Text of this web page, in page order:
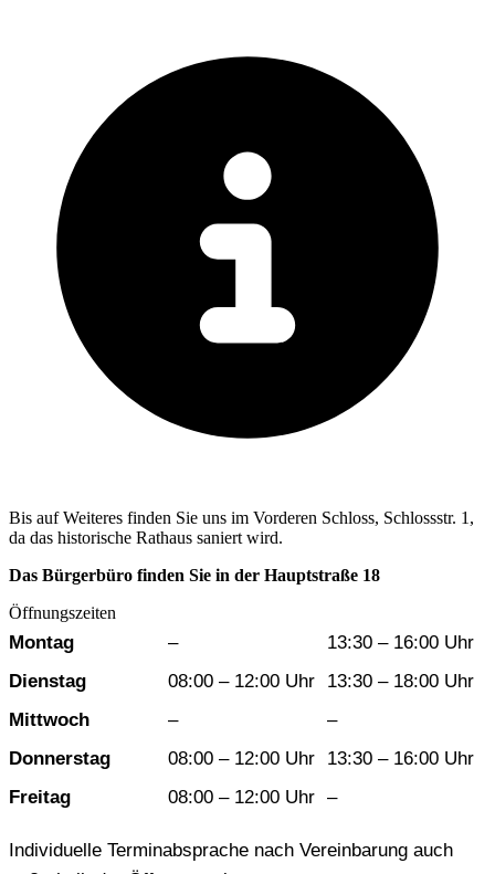
Bis auf Weiteres finden Sie uns im Vorderen Schloss, Schlossstr. 1,
da das historische Rathaus saniert wird.
Das Bürgerbüro finden Sie in der Hauptstraße 18
Öffnungszeiten
Wochentag Vormittag
Montag –
13:30 – 16:00 Uhr
Dienstag
08:00 – 12:00 Uhr
13:30 – 18:00 Uhr
Mittwoch
–
–
Donnerstag
08:00 – 12:00 Uhr
13:30 – 16:00 Uhr
Freitag
08:00 – 12:00 Uhr –
Individuelle Terminabsprache nach Vereinbarung auch